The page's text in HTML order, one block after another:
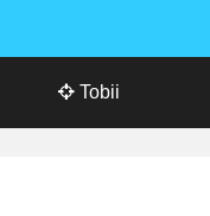
Tobii